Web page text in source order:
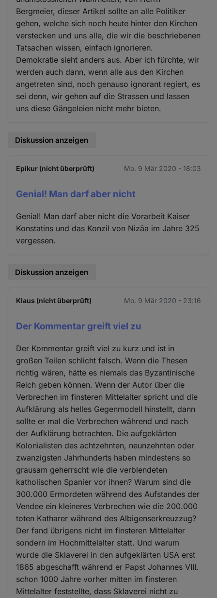
Bergmeier, dieser Artikel sollte an alle Politiker
gehen, welche sich noch heute hinter den Kirchen
verstecken und uns alle, die wir die beschriebenen
Tatsachen wissen, einfach ignorieren.
Demokratie sieht anders aus. Aber ich fürchte, wir
werden auch dann, wenn alle aus den Kirchen
angetreten sind, noch genauso ignorant regiert, es
sei denn, wir gehen auf die Strassen und lassen
uns diese Gängeleien nicht mehr bieten.
Diskussion anzeigen
Epikur (nicht überprüft) Mo. 9 Mär 2020 - 18:03
Genial! Man darf aber nicht
Genial! Man darf aber nicht die Vorarbeit Kaiser
Konstatins und das Konzil von Nizäa im Jahre 325
vergessen.
Diskussion anzeigen
Klaus (nicht überprüft) Mo. 9 Mär 2020 - 23:16
Der Kommentar greift viel zu
Der Kommentar greift viel zu kurz und ist in
großen Teilen schlicht falsch. Wenn die Thesen
richtig wären, hätte es niemals das Byzantinische
Reich geben können. Wenn der Autor über die
Verbrechen im finsteren Mittelalter spricht und die
Aufklärung als helles Gegenmodell hinstellt, dann
sollte er mal die Verbrechen während und nach
der Aufklärung betrachten. Die aufgeklärten
Kolonialisten des achtzehnten, neunzehnten oder
zwanzigsten Jahrhunderts haben mindestens so
grausam geherrscht wie die verblendeten
katholischen Spanier vor ihnen? Warum sind die
300.000 Ermordeten während des Aufstandes der
Vendee ein kleineres Verbrechen wie die 200.000
toten Katharer während des Albigenserkreuzzug?
Der fand übrigens nicht im finsteren Mittelalter
sondern im Hochmittelalter statt. Und warum
wurde die Sklaverei in den aufgeklärten USA erst
1865 abgeschafft während er Papst Johannes VIII.
schon 1000 Jahre vorher mitten im finsteren
Mittelalter feststellte, dass Sklaverei nicht zu